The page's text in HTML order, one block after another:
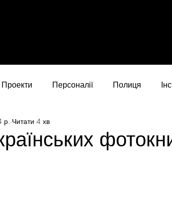
Проекти Персоналії Полиця
р. Читати 4 хв